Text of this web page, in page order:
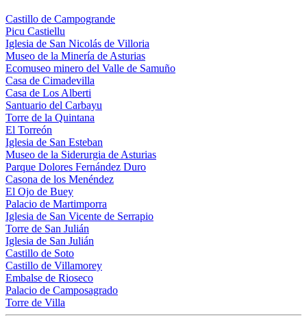
Castillo de Campogrande
Picu Castiellu
Iglesia de San Nicolás de Villoria
Museo de la Minería de Asturias
Ecomuseo minero del Valle de Samuño
Casa de Cimadevilla
Casa de Los Alberti
Santuario del Carbayu
Torre de la Quintana
El Torreón
Iglesia de San Esteban
Museo de la Siderurgia de Asturias
Parque Dolores Fernández Duro
Casona de los Menéndez
El Ojo de Buey
Palacio de Martimporra
Iglesia de San Vicente de Serrapio
Torre de San Julián
Iglesia de San Julián
Castillo de Soto
Castillo de Villamorey
Embalse de Rioseco
Palacio de Camposagrado
Torre de Villa